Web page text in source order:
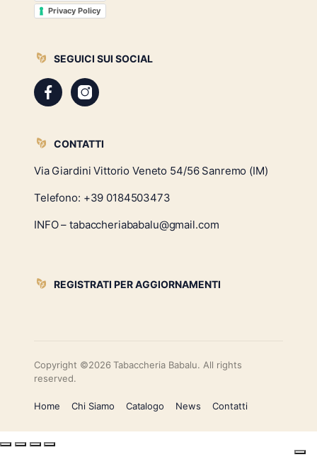
Privacy Policy
SEGUICI SUI SOCIAL
CONTATTI
Via Giardini Vittorio Veneto 54/56 Sanremo (IM)
Telefono: +39 0184503473
INFO – tabaccheriababalu@gmail.com
REGISTRATI PER AGGIORNAMENTI
Copyright ©2026 Tabaccheria Babalu. All rights
reserved.
Home Chi Siamo Catalogo News Contatti